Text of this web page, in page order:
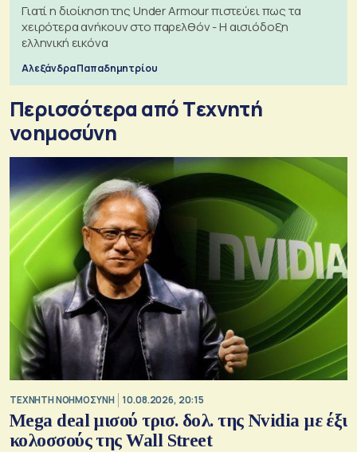
Γιατί η διοίκηση της Under Armour πιστεύει πως τα
χειρότερα ανήκουν στο παρελθόν - Η αισιόδοξη
ελληνική εικόνα
Αλεξάνδρα Παπαδημητρίου
Περισσότερα από Tεχνητή
νοημοσύνη
TΕΧΝΗΤΗ ΝΟΗΜΟΣΥΝΗ 10.08.2026, 20:15
Mega deal μισού τρισ. δολ. της Nvidia με έξι
κολοσσούς της Wall Street